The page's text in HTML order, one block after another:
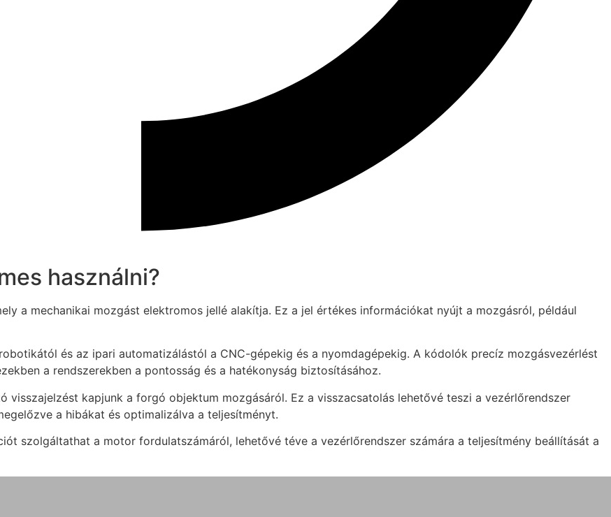
használni?
a mechanikai mozgást elektromos jellé alakítja. Ez a jel értékes információkat nyújt a mozgásról, például
és az ipari automatizálástól a CNC-gépekig és a nyomdagépekig. A kódolók precíz mozgásvezérlést
a rendszerekben a pontosság és a hatékonyság biztosításához.
kapjunk a forgó objektum mozgásáról. Ez a visszacsatolás lehetővé teszi a vezérlőrendszer
a hibákat és optimalizálva a teljesítményt.
szolgáltathat a motor fordulatszámáról, lehetővé téve a vezérlőrendszer számára a teljesítmény beállítását a